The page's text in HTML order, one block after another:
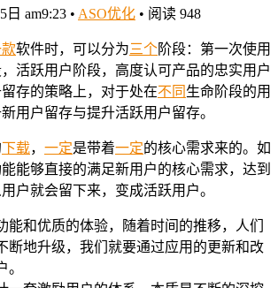
日 am9:23 • ASO优化 • 阅读 948
软件时，可以分为三个阶段：第一次使用
活跃用户阶段，高度认可产品的忠实用户
存的策略上，对于处在不同 生命阶段的用
用户留存与提升活跃用户留存。
下载， 一定是带着一定的核心需求来的。如
能够直接的满足新用户的核心需求，达到
户就会留下来，变成活跃用户。
能和优质的体验，随着时间的推移，人们
断地升级，我们就要通过应用的更新和改